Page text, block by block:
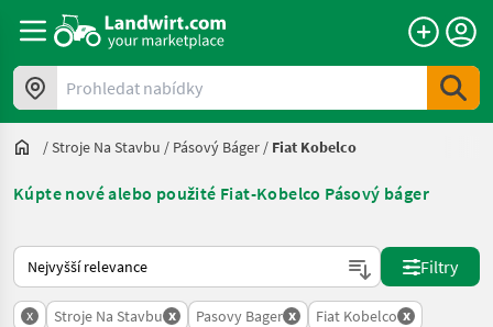
Prohledat nabídky
/Stroje Na Stavbu / Pásový Báger / Fiat Kobelco
Kúpte nové alebo použité Fiat-Kobelco Pásový báger
Takto se řadí nabídky na Landwirt.com
Filtry
x Stroje Na Stavbu x Pasovy Bager x Fiat Kobelco x